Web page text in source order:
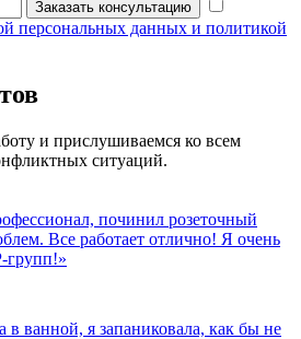
Заказать консультацию
персональных данных и политикой
и прислушиваемся ко всем
ситуаций.
починил розеточный
Все работает отлично! Я очень
групп!»
в ванной, я запаниковала, как бы не